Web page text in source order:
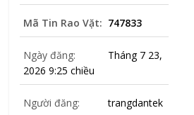
Mã Tin Rao Vặt: 747833
Ngày đăng:
Tháng 7 23,
2026 9:25 chiều
Người đăng: trangdantek